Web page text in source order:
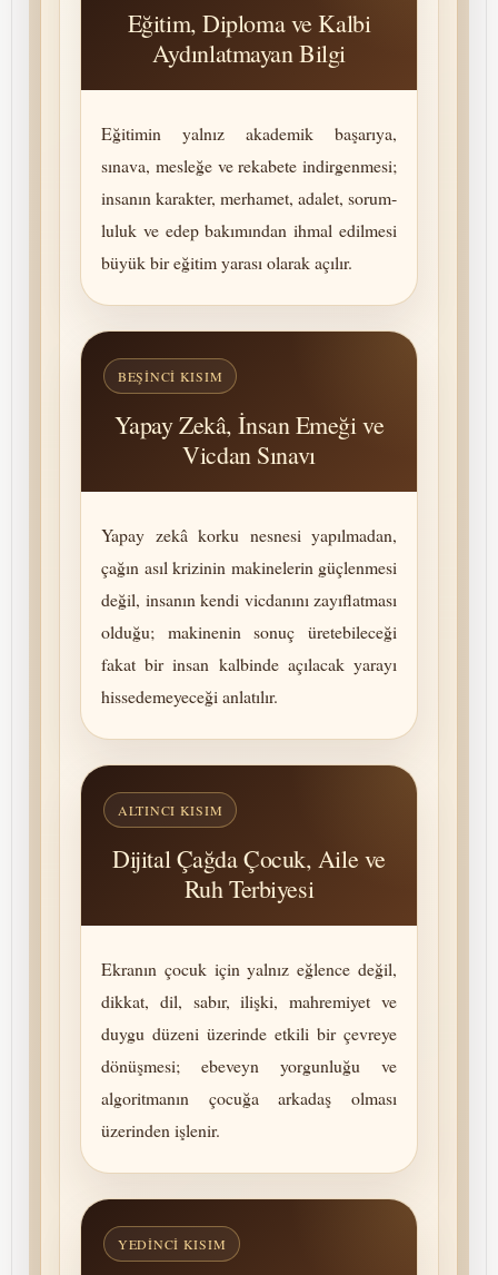
Eğitim, Diploma ve Kalbi
Aydınlatmayan Bilgi
Eğitimin yalnız akademik başarıya,
sınava, mesleğe ve rekabete indirgenmesi;
insanın karakter, merhamet, adalet, so­rum­
lu­luk ve edep bakımından ihmal edilmesi
büyük bir eğitim yarası olarak açılır.
BEŞINCI KISIM
Yapay Zekâ, İnsan Emeği ve
Vicdan Sınavı
Yapay zekâ korku nesnesi yapılmadan,
çağın asıl krizinin makinelerin güçlenmesi
değil, insanın kendi vicdanını zayıflatması
olduğu; makinenin sonuç üretebileceği
fakat bir insan kalbinde açılacak yarayı
hissedemeyeceği anlatılır.
ALTINCI KISIM
Dijital Çağda Çocuk, Aile ve
Ruh Terbiyesi
Ekranın çocuk için yalnız eğlence değil,
dikkat, dil, sabır, ilişki, mah­re­mi­yet ve
duygu düzeni üzerinde etkili bir çevreye
dönüşmesi; ebeveyn yorgunluğu ve
algoritmanın çocuğa arkadaş olması
üzerinden işlenir.
YEDINCI KISIM